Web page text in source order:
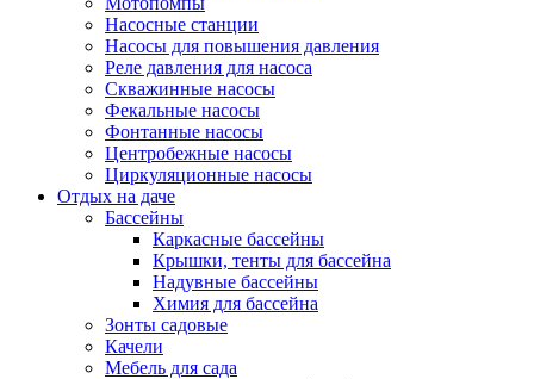
Насосные станции
Насосы для повышения давления
Реле давления для насоса
Скважинные насосы
Фекальные насосы
Фонтанные насосы
Центробежные насосы
Циркуляционные насосы
Отдых на даче
Бассейны
Каркасные бассейны
Крышки, тенты для бассейна
Надувные бассейны
Химия для бассейна
Зонты садовые
Качели
Мебель для сада